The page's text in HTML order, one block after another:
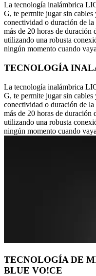
La tecnología inalámbrica
G, te permite jugar sin
conectividad o duración de
más de 20 horas de duración
utilizando una robusta
ningún momento cuando
TECNOLOGÍA
La tecnología inalámbrica
G, te permite jugar sin
conectividad o duración de
más de 20 horas de duración
utilizando una robusta
ningún momento cuando
TECNOLOGÍA DE
BLUE VO!CE